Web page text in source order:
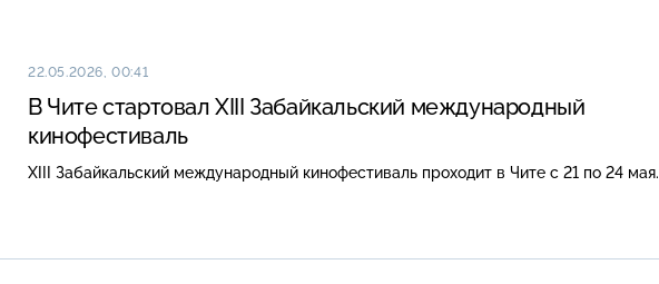
22.05.2026, 00:41
В Чите стартовал XIII Забайкальский международный
кинофестиваль
XIII Забайкальский международный кинофестиваль проходит в Чите с 21 по 24 мая.